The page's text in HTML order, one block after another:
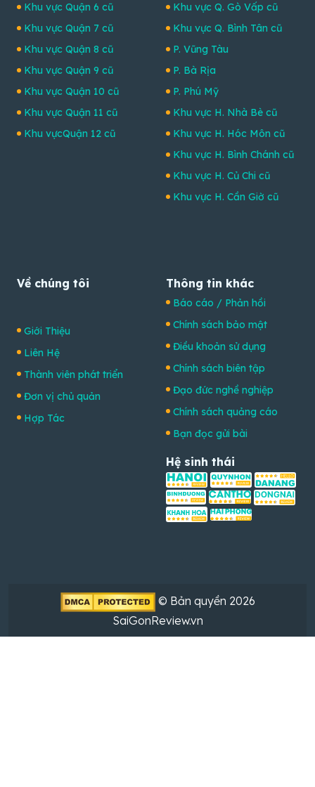
Khu vực Quận 6 cũ
Khu vực Quận 7 cũ
Khu vực Quận 8 cũ
Khu vực Quận 9 cũ
Khu vực Quận 10 cũ
Khu vực Quận 11 cũ
Khu vựcQuận 12 cũ
Khu vực Q. Gò Vấp cũ
Khu vực Q. Bình Tân cũ
P. Vũng Tàu
P. Bà Rịa
P. Phú Mỹ
Khu vực H. Nhà Bè cũ
Khu vực H. Hóc Môn cũ
Khu vực H. Bình Chánh cũ
Khu vực H. Củ Chi cũ
Khu vực H. Cần Giờ cũ
Về chúng tôi
Giới Thiệu
Liên Hệ
Thành viên phát triển
Đơn vị chủ quản
Hợp Tác
Thông tin khác
Báo cáo / Phản hồi
Chính sách bảo mật
Điều khoản sử dụng
Chính sách biên tập
Đạo đức nghề nghiệp
Chính sách quảng cáo
Bạn đọc gửi bài
Hệ sinh thái
© Bản quyền 2026
SaiGonReview.vn